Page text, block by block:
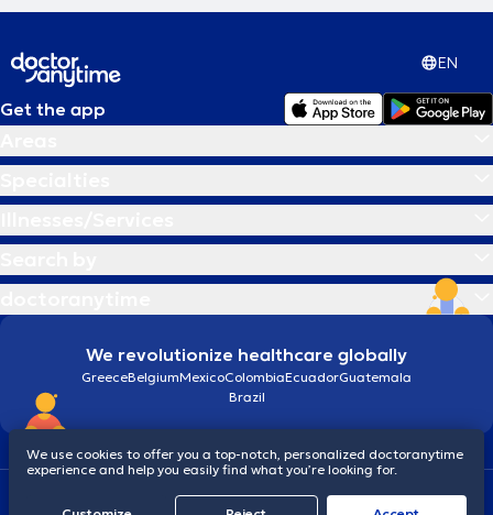
EN
Get the app
We revolutionize healthcare globally
GreeceBelgiumMexicoColombiaEcuadorGuatemala
Brazil
Cookiesdoctoranytime: Data Protection Policy
We use cookies to offer you a top-notch, personalized doctoranytime
experience and help you easily find what you’re looking for.